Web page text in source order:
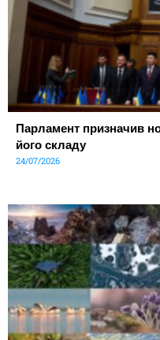
Парламент призначив
його складу
24/07/2026